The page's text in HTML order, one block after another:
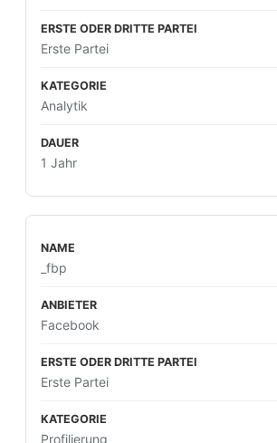
Erste Partei
Analytik
1 Jahr
_fbp
Facebook
Erste Partei
Profilierung